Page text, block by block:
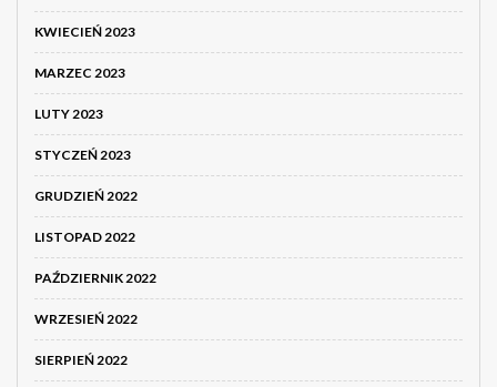
KWIECIEŃ 2023
MARZEC 2023
LUTY 2023
STYCZEŃ 2023
GRUDZIEŃ 2022
LISTOPAD 2022
PAŹDZIERNIK 2022
WRZESIEŃ 2022
SIERPIEŃ 2022